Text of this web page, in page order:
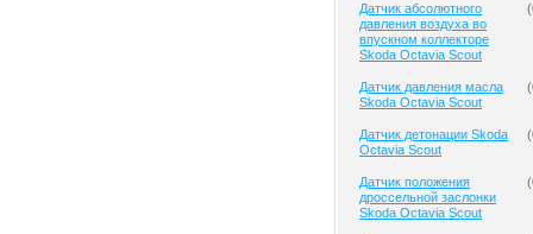
Датчик абсолютного
давления воздуха во
впускном коллекторе
Skoda Octavia Scout
(
Датчик давления масла
Skoda Octavia Scout
(
Датчик детонации Skoda
Octavia Scout
(
Датчик положения
дроссельной заслонки
Skoda Octavia Scout
(